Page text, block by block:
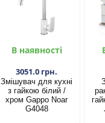
В наявності
3051.0 грн.
Змішувач для кухні
з гайкою білий /
хром Gappo Noar
G4048